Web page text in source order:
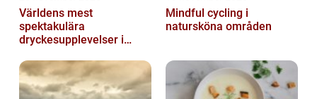
Världens mest
spektakulära
dryckesupplevelser i
Mindful cycling i
natursköna områden